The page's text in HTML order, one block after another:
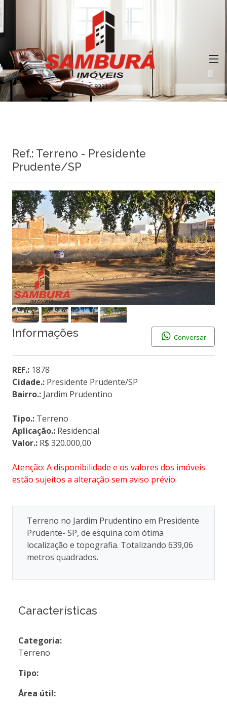
Ref.: Terreno - Presidente
Prudente/SP
Informações Conversar
REF.: 1878
Cidade.: Presidente Prudente/SP
Bairro.: Jardim Prudentino
Tipo.: Terreno
Aplicação.: Residencial
Valor.: R$ 320.000,00
Atenção: A disponibilidade e os valores dos imóveis
estão sujeitos a alteração sem aviso prévio.
Terreno no Jardim Prudentino em Presidente
Prudente- SP, de esquina com ótima
localização e topografia. Totalizando 639,06
metros quadrados.
Características
Categoria:
Terreno
Tipo:
Área útil: